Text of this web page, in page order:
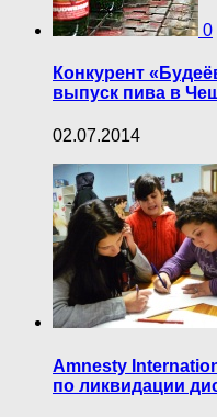
0
Конкурент
выпуск пива в
02.07.2014
Amnesty
по ликвидации